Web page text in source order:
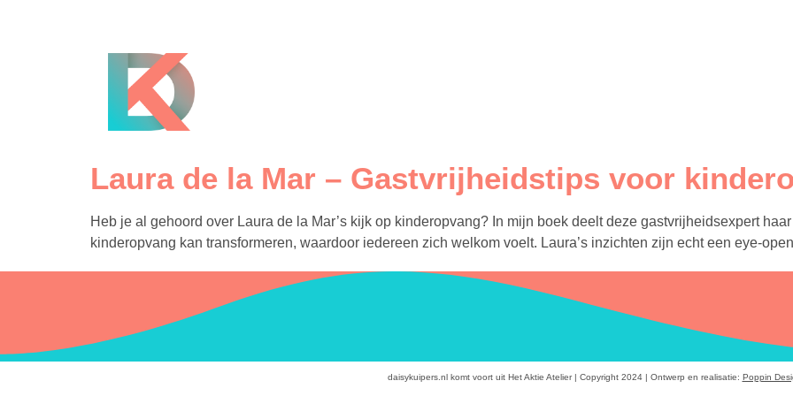
Laura de la Mar – Gastvrijheidstips voor
Heb je al gehoord over Laura de la Mar’s kijk op kinderopvang? In mijn boek deelt deze gastvrijheidsexpert
kinderopvang kan transformeren, waardoor iedereen zich welkom voelt. Laura’s inzichten zijn echt een eye-
daisykuipers.nl komt voort uit Het Aktie Atelier | Copyright 2024 | Ontwerp en realisatie: Poppin